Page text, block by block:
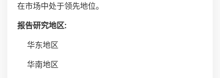
在市场中处于领先地位。
报告研究地区:
华东地区
华南地区